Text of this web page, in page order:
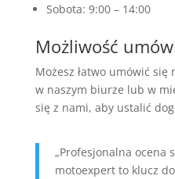
Sobota: 9:00 – 14:00
Możliwość
Możesz łatwo umówić
w naszym biurze lub w
się z nami, aby ustalić
„Profesjonalna ocena
motoexpert to klucz